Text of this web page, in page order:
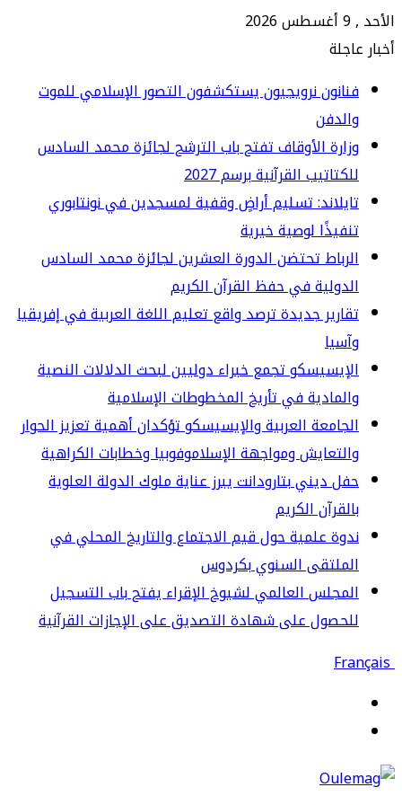
نرويجيون يستكشفون التصور الإسلامي للموت
الأوقاف تفتح باب الترشح لجائزة محمد السادس
القرآنية برسم 2027
تسليم أراضٍ وقفية لمسجدين في نونتابوري
لوصية خيرية
تحتضن الدورة العشرين لجائزة محمد السادس
في حفظ القرآن الكريم
جديدة ترصد واقع تعليم اللغة العربية في إفريقيا
تجمع خبراء دوليين لبحث الدلالات النصية
في تأريخ المخطوطات الإسلامية
العربية والإيسيسكو تؤكدان أهمية تعزيز الحوار
ومواجهة الإسلاموفوبيا وخطابات الكراهية
ديني بتارودانت يبرز عناية ملوك الدولة العلوية
الكريم
علمية حول قيم الاجتماع والتاريخ المحلي في
السنوي بكردوس
العالمي لشيوخ الإقراء يفتح باب التسجيل
على شهادة التصديق على الإجازات القرآنية